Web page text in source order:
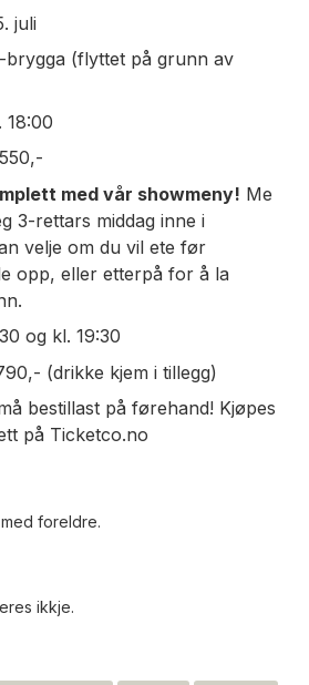
juli
brygga (flyttet på grunn av
18:00
med vår showmeny! Me
3-rettars middag inne i
velje om du vil ete før
opp, eller etterpå for å la
og kl. 19:30
(drikke kjem i tillegg)
bestillast på førehand! Kjøpes
på Ticketco.no
foreldre.
ikkje.